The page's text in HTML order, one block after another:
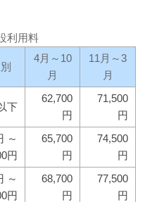
利用料
4月～10
月
11月～3
月
下
62,700
円
71,500
円
～
円
65,700
円
74,500
円
～
円
68,700
円
77,500
円